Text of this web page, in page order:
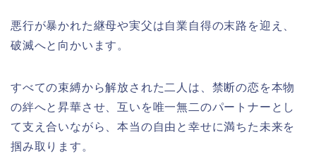
悪行が暴かれた継母や実父は自業自得の末路を迎え、
破滅へと向かいます。
すべての束縛から解放された二人は、禁断の恋を本物
の絆へと昇華させ、互いを唯一無二のパートナーとし
て支え合いながら、本当の自由と幸せに満ちた未来を
掴み取ります。